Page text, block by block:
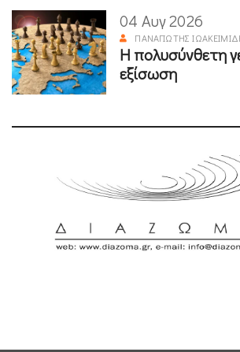
04 Αυγ 2026
ΠΑΝΑΓΙΏΤΗΣ
Η πολυσύνθετη
εξίσωση